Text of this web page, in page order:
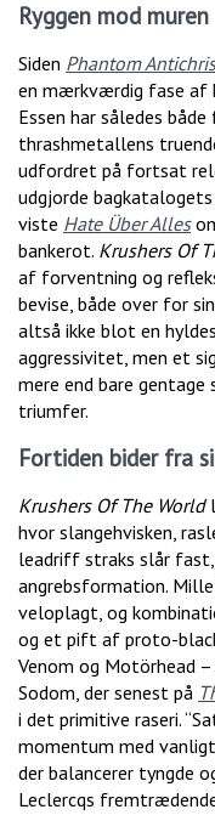
Ryggen mod muren
Siden Phantom
en mærkværdig fase af
Essen har således
thrashmetallens
udfordret på fortsat
udgjorde
viste Hate Über Alles
bankerot. Krushers Of
af forventning og
bevise, både over for
altså ikke blot en
aggressivitet, men et
mere end bare gentage
triumfer.
Fortiden bider fra
Krushers Of The World
hvor slangehvisken,
leadriff straks slår
angrebsformation.
veloplagt, og
og et pift af proto-
Venom og Motörhead
Sodom, der senest på
i det primitive raseri.
momentum med
der balancerer tyngde
Leclercqs